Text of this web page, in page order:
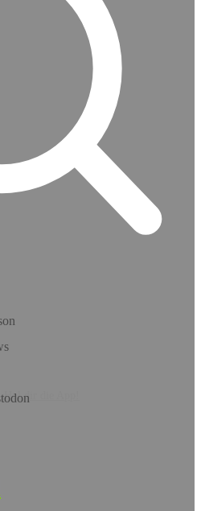
Hol dir die App!